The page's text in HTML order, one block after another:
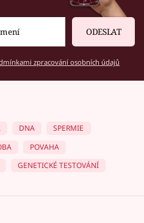
ODESLAT
zpracování osobních údajů
DNA
SPERMIE
POVAHA
GENETICKÉ TESTOVÁNÍ